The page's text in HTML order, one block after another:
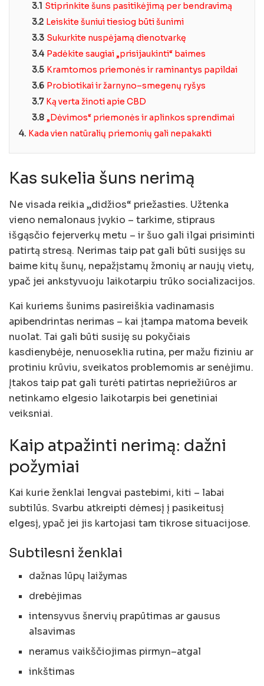
3.1 Stiprinkite šuns pasitikėjimą per bendravimą
3.2 Leiskite šuniui tiesiog būti šunimi
3.3 Sukurkite nuspėjamą dienotvarkę
3.4 Padėkite saugiai „prisijaukinti“ baimes
3.5 Kramtomos priemonės ir raminantys papildai
3.6 Probiotikai ir žarnyno–smegenų ryšys
3.7 Ką verta žinoti apie CBD
3.8 „Dėvimos“ priemonės ir aplinkos sprendimai
4. Kada vien natūralių priemonių gali nepakakti
Kas sukelia šuns nerimą
Ne visada reikia „didžios“ priežasties. Užtenka
vieno nemalonaus įvykio – tarkime, stipraus
išgąsčio fejerverkų metu – ir šuo gali ilgai prisiminti
patirtą stresą. Nerimas taip pat gali būti susijęs su
baime kitų šunų, nepažįstamų žmonių ar naujų vietų,
ypač jei ankstyvuoju laikotarpiu trūko socializacijos.
Kai kuriems šunims pasireiškia vadinamasis
apibendrintas nerimas – kai įtampa matoma beveik
nuolat. Tai gali būti susiję su pokyčiais
kasdienybėje, nenuoseklia rutina, per mažu fiziniu ar
protiniu krūviu, sveikatos problemomis ar senėjimu.
Įtakos taip pat gali turėti patirtas nepriežiūros ar
netinkamo elgesio laikotarpis bei genetiniai
veiksniai.
Kaip atpažinti nerimą: dažni
požymiai
Kai kurie ženklai lengvai pastebimi, kiti – labai
subtilūs. Svarbu atkreipti dėmesį į pasikeitusį
elgesį, ypač jei jis kartojasi tam tikrose situacijose.
Subtilesni ženklai
dažnas lūpų laižymas
drebėjimas
intensyvus šnervių prapūtimas ar gausus
alsavimas
neramus vaikščiojimas pirmyn–atgal
inkštimas